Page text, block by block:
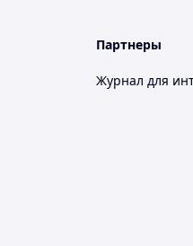
Партнеры
Журнал для